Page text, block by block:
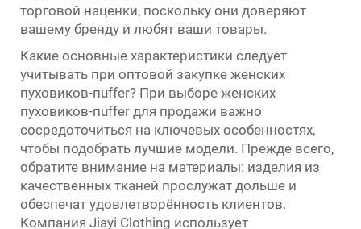
торговой наценки, поскольку они доверяют
вашему бренду и любят ваши товары.
Какие основные характеристики следует
учитывать при оптовой закупке женских
пуховиков-пuffer? При выборе женских
пуховиков-пuffer для продажи важно
сосредоточиться на ключевых особенностях,
чтобы подобрать лучшие модели. Прежде всего,
обратите внимание на материалы: изделия из
качественных тканей прослужат дольше и
обеспечат удовлетворённость клиентов.
Компания Jiayi Clothing использует